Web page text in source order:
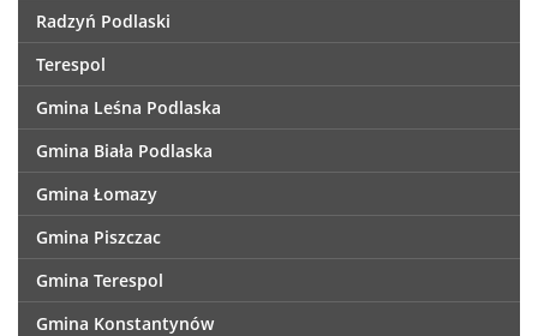
Radzyń Podlaski
Terespol
Gmina Leśna Podlaska
Gmina Biała Podlaska
Gmina Łomazy
Gmina Piszczac
Gmina Terespol
Gmina Konstantynów